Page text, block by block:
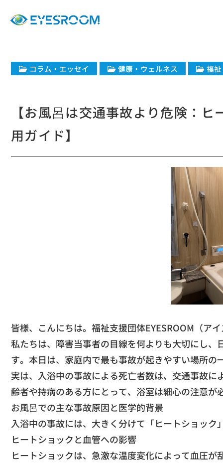
コラム・エッセイ 健康・ウェルネス 福
【お風呂は交通事故より危険：
用ガイド】
​皆様、こんにちは。福祉支援団体EYESROOM（ア
​私たちは、障害当事者の目線を何よりも大切にし、
す。本日は、 家庭内で最も事故が起きやすい場所の
​実は、入浴中の事故による死亡者数は、 交通事故に
齢者や持病のある方にとって、 浴室は細心の注意が
​お風呂での主な事故原因と医学的背景
入浴中の事故には、大きく分けて「ヒートショック
​ヒートショックと血管への影響
ヒートショックは、急激な温度変化によって血圧が